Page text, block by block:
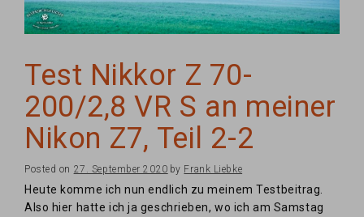
Test Nikkor Z 70-
200/2,8 VR S an meiner
Nikon Z7, Teil 2-2
Posted on 27. September 2020 by Frank Liebke
Heute komme ich nun endlich zu meinem Testbeitrag.
Also hier hatte ich ja geschrieben, wo ich am Samstag